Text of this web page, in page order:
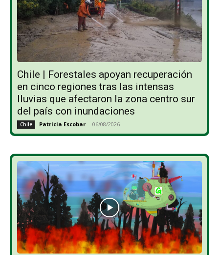
Chile | Forestales apoyan recuperación
en cinco regiones tras las intensas
lluvias que afectaron la zona centro sur
del país con inundaciones
Chile Patricia Escobar - 06/08/2026